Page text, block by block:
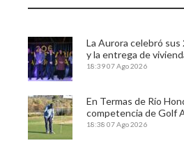
La Aurora celebró sus
y la entrega de
18:3907 Ago 2026
En Termas de Río
competencia de Golf
18:38 07 Ago 2026